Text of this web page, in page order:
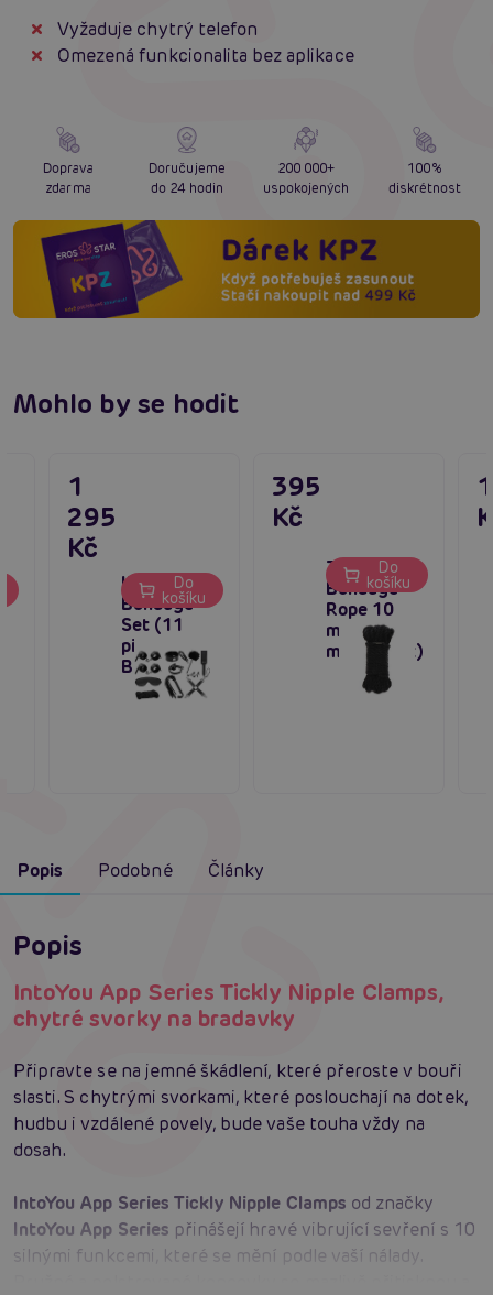
Vyžaduje chytrý telefon
Omezená funkcionalita bez aplikace
Doprava
zdarma
Doručujeme
do 24 hodin
200 000+
uspokojených
100%
diskrétnost
Mohlo by se hodit
INTOYOU
Bondage
Set (11
pieces /
Black)
1
295
Kč
Do
košíku
TABOOM
Bondage
Rope 10
meter / 7
mm (Black)
395
Kč
Do
košíku
Popis Podobné Články
Popis
IntoYou App Series Tickly Nipple Clamps,
chytré svorky na bradavky
Připravte se na jemné škádlení, které přeroste v bouři
slasti. S chytrými svorkami, které poslouchají na dotek,
hudbu i vzdálené povely, bude vaše touha vždy na
dosah.
IntoYou App Series Tickly Nipple Clamps od značky
IntoYou App Series přinášejí hravé vibrující sevření s 10
silnými funkcemi, které se mění podle vaší nálady.